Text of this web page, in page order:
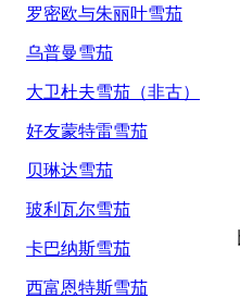
罗密欧与朱丽叶雪茄
乌普曼雪茄
大卫杜夫雪茄（非古）
好友蒙特雷雪茄
贝琳达雪茄
玻利瓦尔雪茄
卡巴纳斯雪茄
西富恩特斯雪茄